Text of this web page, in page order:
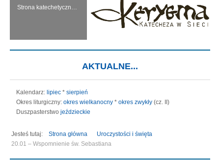
Strona katechetyczna KERYGMA jest próbą włączenia środków informatyki w dzieło głoszenia Ewangelii, zwłaszcza w ramach szkolnej katechezy.
AKTUALNE...
Kalendarz: lipiec * sierpień
Okres liturgiczny: okres wielkanocny * okres zwykły (cz. II)
Duszpasterstwo jeździeckie
Jesteś tutaj: Strona główna
Uroczystości i święta
20.01 – Wspomnienie św. Sebastiana